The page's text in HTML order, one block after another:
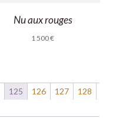
Nu aux rouges
1 500€
125 126 127
128